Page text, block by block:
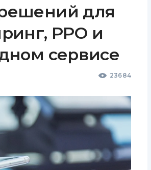
для
РРО и
сервисе
23684